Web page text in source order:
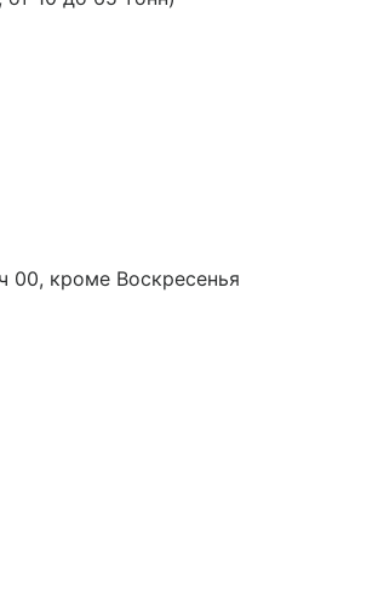
00, кроме Воскресенья